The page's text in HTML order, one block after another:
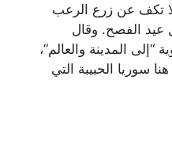
تكف عن زرع الرعب
عيد الفصح. وقال
المدينة والعالم”،
سوريا الحبيبة التي